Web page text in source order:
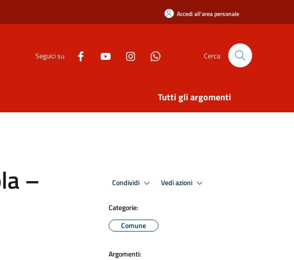
Accedi all'area personale
Seguici su Cerca
Tutti gli argomenti
– Condividi Vedi azioni
Categorie:
Comune
Argomenti: